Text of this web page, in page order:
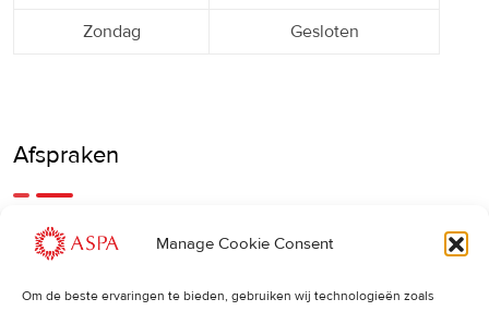
Manage Cookie Consent
Om de beste ervaringen te bieden, gebruiken wij technologieën zoals
Zondag Gesloten
Afspraken
Een eerdere of latere afspraak is ook mogelijk, bel ons